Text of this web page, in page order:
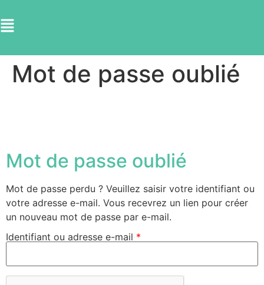
Mot de passe oublié
Mot de passe oublié
Mot de passe perdu ? Veuillez saisir votre identifiant ou
votre adresse e-mail. Vous recevrez un lien pour créer
un nouveau mot de passe par e-mail.
Identifiant ou adresse e-mail *